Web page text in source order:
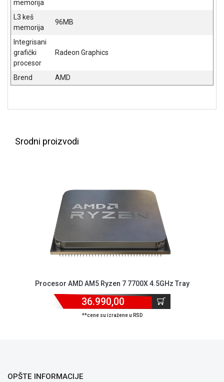
BAŠTA
OUTLET
KRIPTO
IGRAČKE
memorija
L3 keš
memorija
96MB
Integrisani
grafički
procesor
Radeon Graphics
Brend AMD
Srodni proizvodi
Procesor AMD AM5 Ryzen 7 7700X 4.5GHz Tray
36.990,00
**cene su izražene u RSD
OPŠTE INFORMACIJE